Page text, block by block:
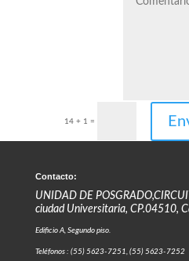
14 + 1 =
Contacto:
UNIDAD DE
ciudad Universitaria, CP.04510,
Edificio A, Segundo piso.
Teléfonos : (55) 5623-7251, (55) 5623-7252